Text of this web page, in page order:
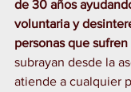
de 30 años
voluntaria y
personas que
subrayan desde la
atiende a cualquier